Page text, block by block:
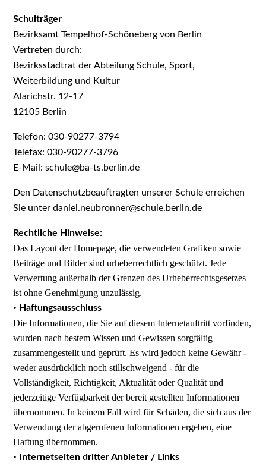
Schulträger
Bezirksamt Tempelhof-Schöneberg von Berlin
Vertreten durch:
Bezirksstadtrat der Abteilung Schule, Sport,
Weiterbildung und Kultur
Alarichstr. 12-17
12105 Berlin
Telefon: 030-90277-3794
Telefax: 030-90277-3796
E-Mail: schule@ba-ts.berlin.de
Den Datenschutzbeauftragten unserer Schule erreichen
Sie unter daniel.neubronner@schule.berlin.de
Rechtliche Hinweise:
Das Layout der Homepage, die verwendeten Grafiken sowie
Beiträge und Bilder sind urheberrechtlich geschützt. Jede
Verwertung außerhalb der Grenzen des Urheberrechtsgesetzes
ist ohne Genehmigung unzulässig.
• Haftungsausschluss
Die Informationen, die Sie auf diesem Internetauftritt vorfinden,
wurden nach bestem Wissen und Gewissen sorgfältig
zusammengestellt und geprüft. Es wird jedoch keine Gewähr -
weder ausdrücklich noch stillschweigend - für die
Vollständigkeit, Richtigkeit, Aktualität oder Qualität und
jederzeitige Verfügbarkeit der bereit gestellten Informationen
übernommen. In keinem Fall wird für Schäden, die sich aus der
Verwendung der abgerufenen Informationen ergeben, eine
Haftung übernommen.
•
Internetseiten dritter Anbieter / Links